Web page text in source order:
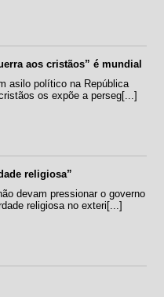
aos cristãos” é mundial
asilo político na República
os expõe a perseg[...]
religiosa”
devam pressionar o governo
religiosa no exteri[...]